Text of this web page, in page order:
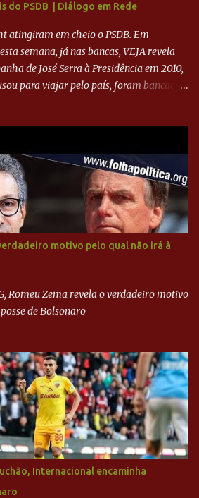
90% DAS AÇÕES DO CLUBE
do PSDB | Diálogo em Rede
atingiram em cheio o PSDB. Em
semana, já nas bancas, VEJA revela
de José Serra à Presidência em 2010,
para viajar pelo país, foram bancadas
(Valter Campanato/Agência Brasil) O
mistério: três fontes confirmaram à
que aparece em planilhas da
governador de São Paulo, Geraldo
deles, no entanto, disse ter negociado
Depoimentos mostram como o
a campanha de Serra em 2010 Leia
PSDB | VEJA.com
motivo pelo qual não irá à
Romeu Zema revela o verdadeiro motivo
de Bolsonaro
Internacional encaminha